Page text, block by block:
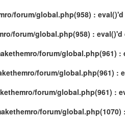
forum/global.php(958) :
forum/global.php(958) : eval()'d
forum/global.php(961) :
forum/global.php(961) :
forum/global.php(961) :
forum/global.php(1070)